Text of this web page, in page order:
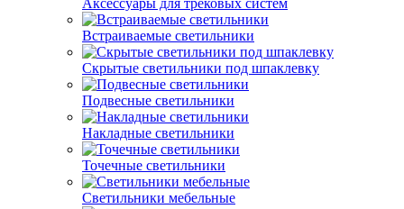
Аксессуары для трековых систем
Встраиваемые светильники
Скрытые светильники под шпаклевку
Подвесные светильники
Накладные светильники
Точечные светильники
Светильники мебельные